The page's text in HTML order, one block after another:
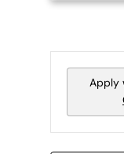
Apply